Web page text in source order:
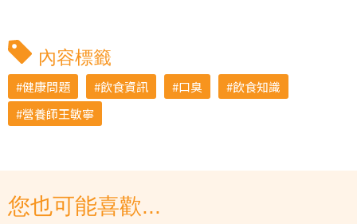
內容標籤
健康問題 飲食資訊 口臭
飲食知識
營養師王敏寧
您也可能喜歡...